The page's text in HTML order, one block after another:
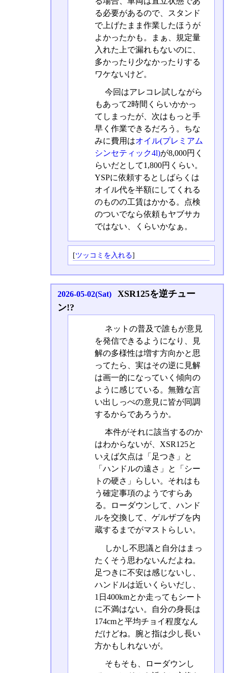
る必要があるので、スタンド
で上げたまま作業したほうが
よかったかも。まぁ、規定量
入れた上で漏れもないのに、
多かったり少なかったりする
ワケないけど。
今回はアレコレ試しながら
もあって2時間くらいかかっ
てしまったが、次はもっと手
早く作業できるだろう。ちな
みに費用はオイル(プレミアム
シンセティック4l)が8,000円く
らいだとして1,800円くらい。
YSPに依頼するとしばらくは
オイル代を半額にしてくれる
のものの工賃はかかる。点検
のついでなら依頼もヤブサカ
ではない、くらいかなぁ。
[ツッコミを入れる]
2026-05-02(Sat)
XSR125を逆チュー
ン!?
ネットの普及で誰もが意見
を発信できるようになり、見
解の多様性は増す方向かと思
ってたら、実はその逆に見解
は画一的になっていく傾向の
ように感じている。無難な言
い出しっぺの意見に皆が同調
するからであろうか。
本件がそれに該当するのか
はわからないが、XSR125と
いえば欠点は「足つき」と
「ハンドルの遠さ」と「シー
トの硬さ」らしい。それはも
う確定事項のようですらあ
る。ローダウンして、ハンド
ルを交換して、ゲルザブを内
蔵するまでがマストらしい。
しかし不思議と自分はまっ
たくそう思わないんだよね。
足つきに不安は感じないし、
ハンドルは近いくらいだし、
1日400kmとか走ってもシート
に不満はない。自分の身長は
174cmと平均チョイ程度なん
だけどね。腕と指は少し長い
方かもしれないが。
そもそも、ローダウンし